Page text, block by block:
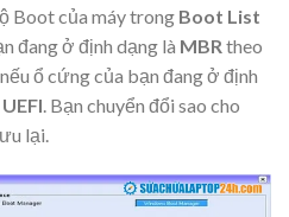
Boot của máy trong Boot List
đang ở định dạng là MBR theo
ổ cứng của bạn đang ở định
UEFI. Bạn chuyển đổi sao cho
lại.